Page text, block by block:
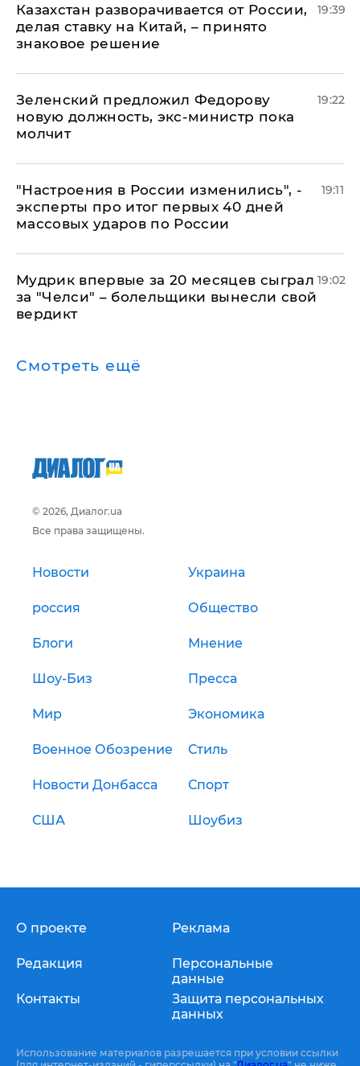
Казахстан разворачивается от России,
делая ставку на Китай, – принято
знаковое решение
19:39
Зеленский предложил Федорову
новую должность, экс-министр пока
молчит
19:22
"Настроения в России изменились", -
эксперты про итог первых 40 дней
массовых ударов по России
19:11
Мудрик впервые за 20 месяцев сыграл
за "Челси" – болельщики вынесли свой
вердикт
19:02
Смотреть ещё
© 2026, Диалог.ua
Все права защищены.
Новости Украина
россия Общество
Блоги Мнение
Шоу-Биз Пресса
Мир Экономика
Военное Обозрение Стиль
Новости Донбасса Спорт
США Шоубиз
О проекте
Редакция
Контакты
Реклама
Персональные
данные
Защита персональных
данных
Использование материалов разрешается при условии ссылки